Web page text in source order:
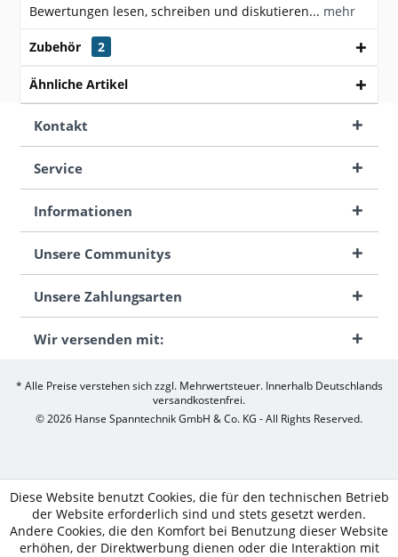
Bewertungen lesen, schreiben und diskutieren... mehr
Zubehör 2
Ähnliche Artikel
Kontakt
Service
Informationen
Unsere Communitys
Unsere Zahlungsarten
Wir versenden mit:
* Alle Preise verstehen sich zzgl. Mehrwertsteuer. Innerhalb Deutschlands
versandkostenfrei.
© 2026 Hanse Spanntechnik GmbH & Co. KG - All Rights Reserved.
Diese Website benutzt Cookies, die für den technischen Betrieb
der Website erforderlich sind und stets gesetzt werden.
Andere Cookies, die den Komfort bei Benutzung dieser Website
erhöhen, der Direktwerbung dienen oder die Interaktion mit